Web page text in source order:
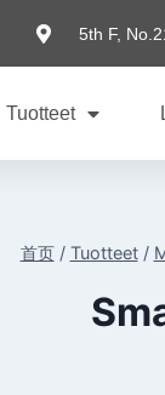
5th F,
Tuotteet
首页 / Tuotteet /